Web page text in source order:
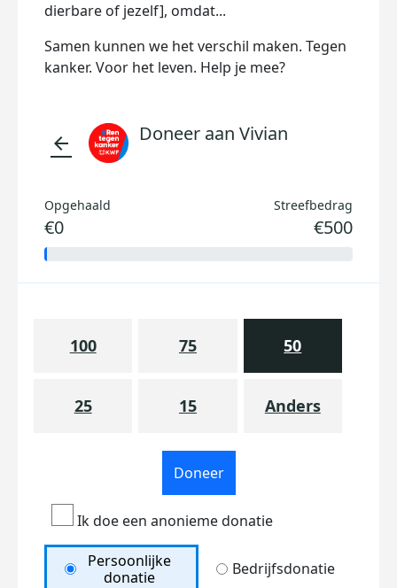
dierbare of jezelf], omdat...
Samen kunnen we het verschil maken. Tegen
kanker. Voor het leven. Help je mee?
arrow_back Doneer aan Vivian
Opgehaald
€0
Streefbedrag
€500
100 75 50
25 15 Anders
Doneer
Ik doe een anonieme donatie
Persoonlijke
donatie
Bedrijfsdonatie